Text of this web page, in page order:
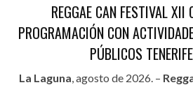
REGGAE CAN FESTIVAL XII
PROGRAMACIÓN CON
PÚBLICOS
La Laguna, agosto de 2026. –